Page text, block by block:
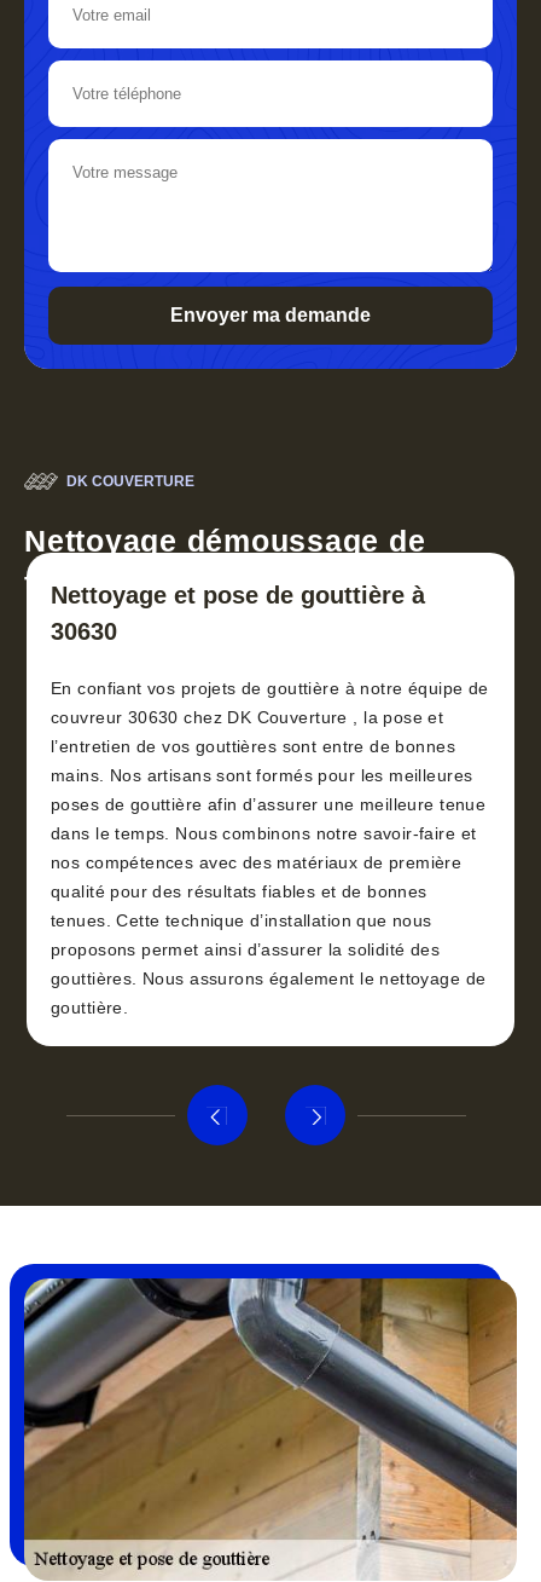
DK COUVERTURE
Nettoyage démoussage de
toiture 30
Nettoyage et pose de gouttière à
30630
En confiant vos projets de gouttière à notre équipe de
couvreur 30630 chez DK Couverture , la pose et
l’entretien de vos gouttières sont entre de bonnes
mains. Nos artisans sont formés pour les meilleures
poses de gouttière afin d’assurer une meilleure tenue
dans le temps. Nous combinons notre savoir-faire et
nos compétences avec des matériaux de première
qualité pour des résultats fiables et de bonnes
tenues. Cette technique d’installation que nous
proposons permet ainsi d’assurer la solidité des
gouttières. Nous assurons également le nettoyage de
gouttière.